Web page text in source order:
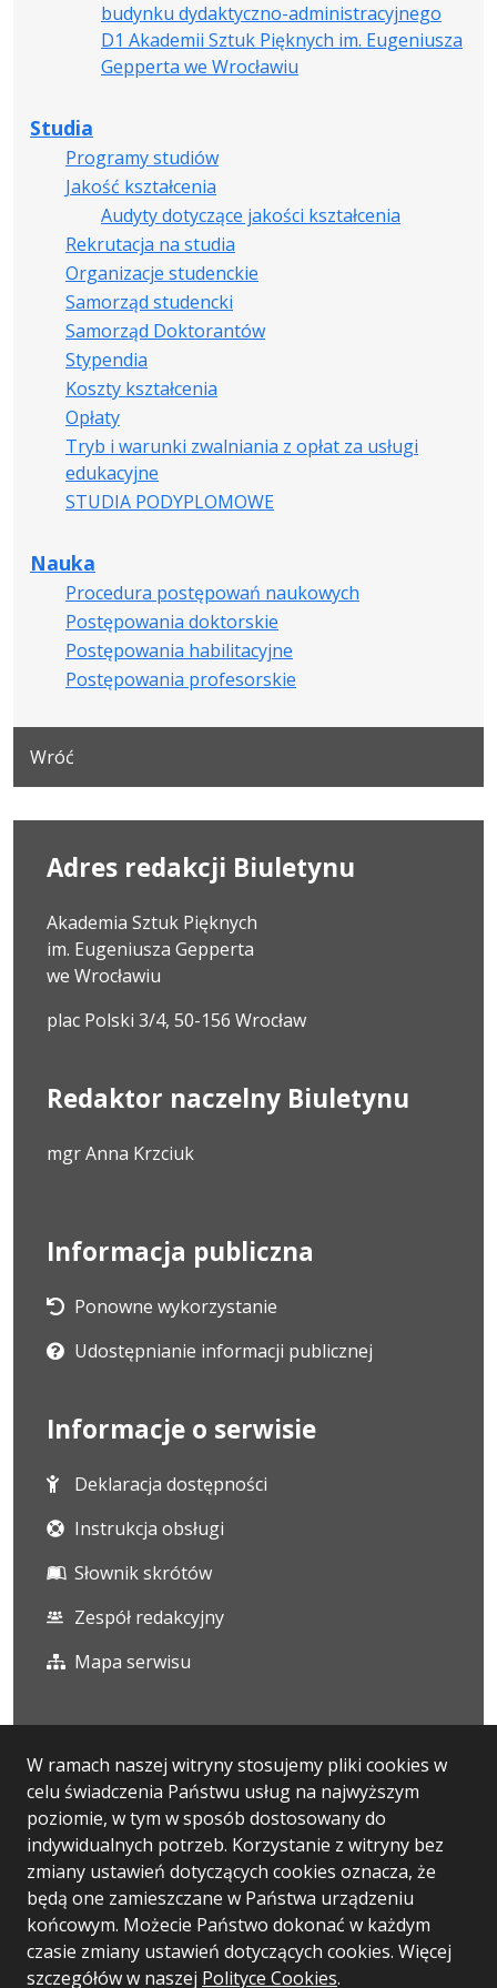
W ramach naszej witryny stosujemy pliki cookies w
celu świadczenia Państwu usług na najwyższym
poziomie, w tym w sposób dostosowany do
indywidualnych potrzeb. Korzystanie z witryny bez
zmiany ustawień dotyczących cookies oznacza, że
będą one zamieszczane w Państwa urządzeniu
końcowym. Możecie Państwo dokonać w każdym
czasie zmiany ustawień dotyczących cookies. Więcej
szczegółów w naszej Polityce Cookies.
budynku dydaktyczno-administracyjnego
D1 Akademii Sztuk Pięknych im. Eugeniusza
Gepperta we Wrocławiu
Studia
Programy studiów
Jakość kształcenia
Audyty dotyczące jakości kształcenia
Rekrutacja na studia
Organizacje studenckie
Samorząd studencki
Samorząd Doktorantów
Stypendia
Koszty kształcenia
Opłaty
Tryb i warunki zwalniania z opłat za usługi
edukacyjne
STUDIA PODYPLOMOWE
Nauka
Procedura postępowań naukowych
Postępowania doktorskie
Postępowania habilitacyjne
Postępowania profesorskie
Wróć
Adres redakcji Biuletynu
Akademia Sztuk Pięknych
im. Eugeniusza Gepperta
we Wrocławiu
plac Polski 3/4, 50-156 Wrocław
Redaktor naczelny Biuletynu
mgr Anna Krzciuk
Informacja publiczna
Ponowne wykorzystanie
Udostępnianie informacji publicznej
Informacje o serwisie
Deklaracja dostępności
Instrukcja obsługi
Słownik skrótów
Zespół redakcyjny
Mapa serwisu
Statystyki oglądalności
Ostatnio dodane
RODO
Wersja systemu: 5.7.0 [58]